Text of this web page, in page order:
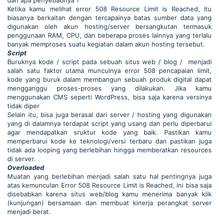
Ketika kamu melihat error 508 Resource Limit is Reached, itu
biasanya berkaitan dengan tercapainya batas sumber data yang
digunakan oleh akun hosting/server bersangkutan termasuk
penggunaan RAM, CPU, dan beberapa proses lainnya yang terlalu
banyak memproses suatu kegiatan dalam akun hosting tersebut.
Script
Buruknya kode / script pada sebuah situs web / blog / menjadi
salah satu faktor utama munculnya error 508 pencapaian limit,
kode yang buruk dalam membangun sebuah produk digital dapat
mengganggu proses-proses yang dilakukan. Jika kamu
menggunakan CMS seperti WordPress, bisa saja karena versinya
tidak diper
Selain itu, bisa juga berasal dari server / hosting yang digunakan
yang di dalamnya terdapat script yang usang dan perlu diperbarui
agar mendapatkan sruktur kode yang baik. Pastikan kamu
memperbarui kode ke teknologi/versi terbaru dan pastikan juga
tidak ada looping yang berlebihan hingga memberatkan resources
di server.
Overloaded
Muatan yang berlebihan menjadi salah satu hal pentingnya juga
atas kemunculan Error 508 Resource Limit is Reached, ini bisa saja
disebabkan karena situs web/blog kamu menerima banyak klik
(kunjungan) bersamaan dan membuat kinerja perangkat server
menjadi berat.